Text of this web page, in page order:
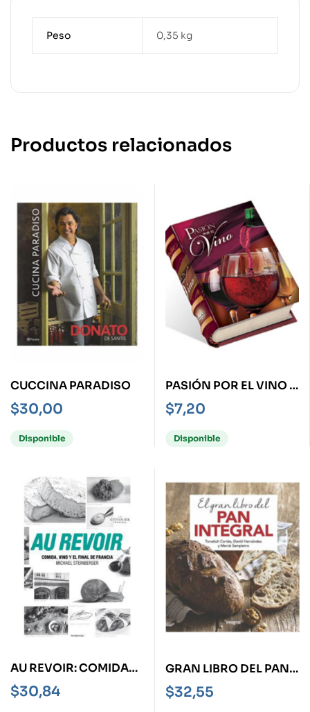
Peso 0,35 kg
Productos relacionados
CUCCINA PARADISO
$30,00
Disponible
PASIÓN POR EL VINO -
MINIBOOKS-
$7,20
Disponible
AU REVOIR: COMIDA
VINO Y EL FINAL DE
FRANCIA
$30,84
GRAN LIBRO DEL PAN
INTEGRAL, EL
$32,55